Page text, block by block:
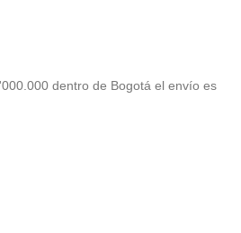
dentro de Bogotá el envío es